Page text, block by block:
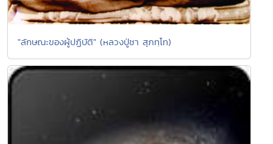
"ลักษณะของผู้ปฏิบัติ" (หลวงปู่ชา สุภทฺโท)